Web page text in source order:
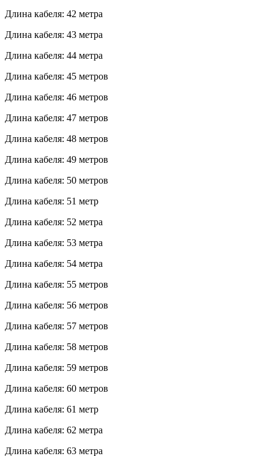
Длина кабеля: 42 метра
Длина кабеля: 43 метра
Длина кабеля: 44 метра
Длина кабеля: 45 метров
Длина кабеля: 46 метров
Длина кабеля: 47 метров
Длина кабеля: 48 метров
Длина кабеля: 49 метров
Длина кабеля: 50 метров
Длина кабеля: 51 метр
Длина кабеля: 52 метра
Длина кабеля: 53 метра
Длина кабеля: 54 метра
Длина кабеля: 55 метров
Длина кабеля: 56 метров
Длина кабеля: 57 метров
Длина кабеля: 58 метров
Длина кабеля: 59 метров
Длина кабеля: 60 метров
Длина кабеля: 61 метр
Длина кабеля: 62 метра
Длина кабеля: 63 метра